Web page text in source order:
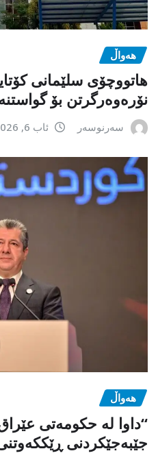
هەواڵ
هاتووچۆی سلێمانی
نۆرەوەرگرتن بۆ
سەرنوسەر ئاب 6, 2026
هەواڵ
“داوا لە حكومەتی
جێبەجێكردنی